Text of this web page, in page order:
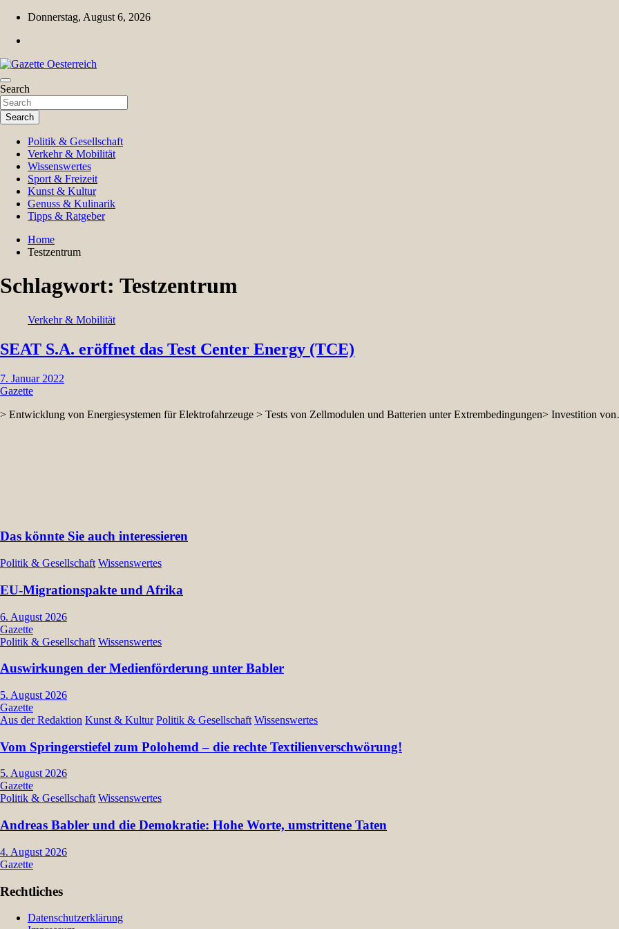
Skip
content
Donnerstag, August 6, 2026
Gazette Oesterreich
Magazin für Freizeit, Politik, Kultur & Wissenschaft
Search
Search
Politik & Gesellschaft
Verkehr & Mobilität
Wissenswertes
Sport & Freizeit
Kunst & Kultur
Genuss & Kulinarik
Tipps & Ratgeber
Home
Testzentrum
Schlagwort: Testzentrum
Verkehr & Mobilität
SEAT S.A. eröffnet das Test Center Energy (TCE)
7. Januar 2022
Gazette
> Entwicklung von Energiesystemen für Elektrofahrzeuge > Tests von Zellmodulen und Batterien unter Extrembedingungen> Investition
Das könnte Sie auch interessieren
Politik & Gesellschaft Wissenswertes
EU-Migrationspakte und Afrika
6. August 2026
Gazette
Politik & Gesellschaft Wissenswertes
Auswirkungen der Medienförderung unter Babler
5. August 2026
Gazette
Aus der Redaktion Kunst & Kultur Politik & Gesellschaft Wissenswertes
Vom Springerstiefel zum Polohemd – die rechte Textilienverschwörung!
5. August 2026
Gazette
Politik & Gesellschaft Wissenswertes
Andreas Babler und die Demokratie: Hohe Worte, umstrittene Taten
4. August 2026
Gazette
Rechtliches
Datenschutzerklärung